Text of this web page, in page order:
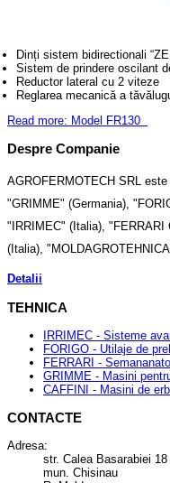
Dinți sistem bidirectionali
Sistem de prindere oscilant
Reductor lateral cu 2 viteze
Reglarea mecanică a
Read more: Model FR130
Despre Companie
AGROFERMOTECH SRL
"GRIMME" (Germania),
"IRRIMEC" (Italia), "FERRARI
(Italia),
Detalii
TEHNICA
IRRIMEC - Sisteme
FORIGO - Utilaje de
FERRARI -
GRIMME - Masini
CAFFINI - Masini de
CONTACTE
Adresa:
str. Calea Basarabiei 18
mun. Chisinau